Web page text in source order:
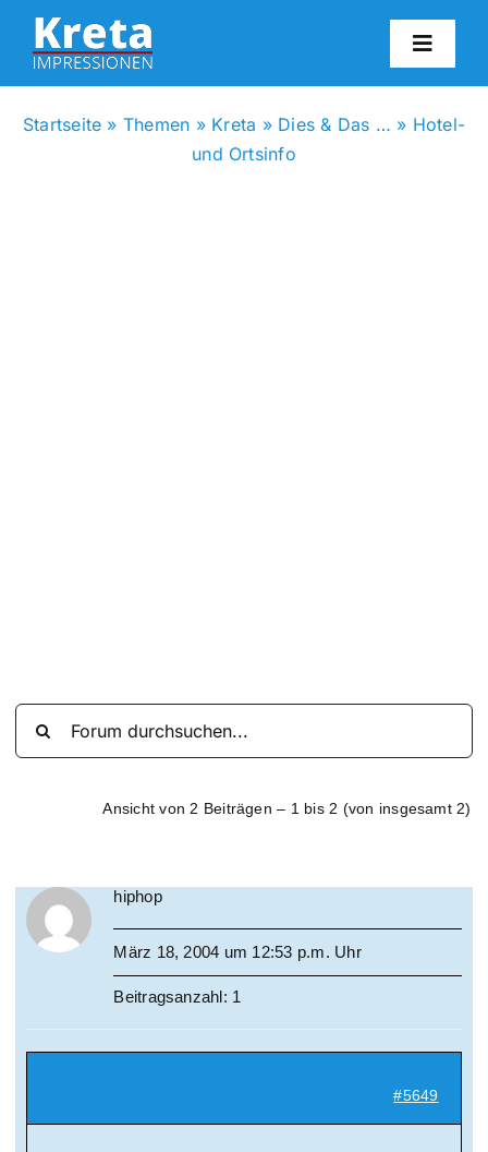
Zum
Inhalt
springen
Startseite » Themen » Kreta » Dies & Das … » Hotel-
und Ortsinfo
Ansicht von 2 Beiträgen – 1 bis 2 (von insgesamt 2)
hiphop
März 18, 2004 um 12:53 p.m. Uhr
Beitragsanzahl: 1
#5649